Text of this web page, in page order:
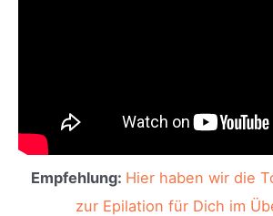
Empfehlung: Hier haben wir die
zur Epilation für Dich im